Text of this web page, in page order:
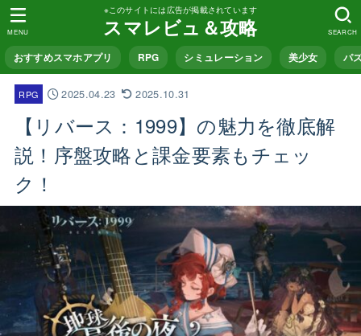
※このサイトには広告が掲載されています
スマレビュ＆攻略
おすすめスマホアプリ RPG シミュレーション 美少女 パ
SEARCH
MENU
RPG 2025.04.23 2025.10.31
【リバース：1999】の魅力を徹底解
説！序盤攻略と課金要素もチェッ
ク！